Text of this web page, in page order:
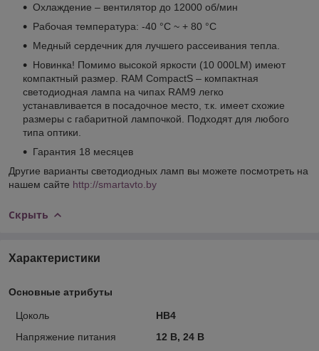
Охлаждение – вентилятор до 12000 об/мин
Рабочая температура: -40 °C ~ + 80 °C
Медный сердечник для лучшего рассеивания тепла.
Новинка! Помимо высокой яркости (10 000LM) имеют
компактный размер. RAM CompactS – компактная
светодиодная лампа на чипах RAM9 легко
устанавливается в посадочное место, т.к. имеет схожие
размеры с габаритной лампочкой. Подходят для любого
типа оптики.
Гарантия 18 месяцев
Другие варианты светодиодных ламп вы можете посмотреть на
нашем сайте http://smartavto.by
Скрыть
Характеристики
Основные атрибуты
Цоколь
HB4
Напряжение питания
12 В, 24 В